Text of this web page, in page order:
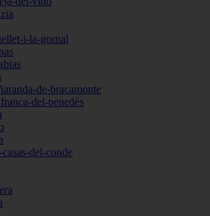
i-la-gornal
de-bracamonte
del-penedès
del-conde